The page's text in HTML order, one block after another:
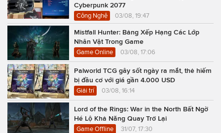
Cyberpunk 2077
Công Nghệ 03/08, 19:47
Mistfall Hunter: Bảng Xếp Hạng Các Lớp
Nhân Vật Trong Game
Game Online 03/08, 17:06
Palworld TCG gây sốt ngày ra mắt, thẻ hiếm
bị đầu cơ với giá gần 4.000 USD
Giải trí 03/08, 16:14
Lord of the Rings: War in the North Bất Ngờ
Hé Lộ Khả Năng Quay Trở Lại
Game Offline 31/07, 17:30